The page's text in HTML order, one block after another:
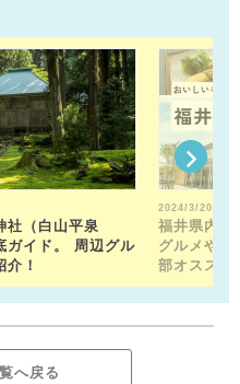
社（白山平泉
ガイド。 周辺グル
！
2024/3/20
福井県内の
グルメや近
部オススメ
へ戻る